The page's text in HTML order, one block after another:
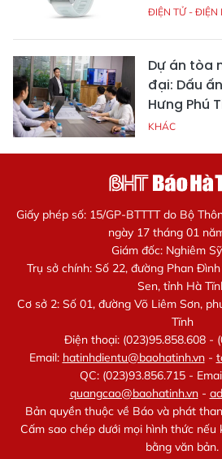
ĐIỆN TỬ - ĐIỆN
Dự án tòa
đại: Dấu
Hưng Phú
KHÁC
Giấy phép số: 15/GP-BTTTT do Bộ
ngày 17 tháng 01
Giám đốc: Nghiêm
Trụ sở chính: Số 22, đường Phan
Sen, tỉnh Hà
Cơ sở 2: Số 01, đường Võ Liêm Sơn,
Tĩnh
Điện thoại: (023)95.858.608 -
Email: hatinhdientu@baohatinh.vn-
QC: (023)93.856.715 -
quangcao@baohatinh.vn-
Bản quyền thuộc về Báo và phát
Cấm sao chép dưới mọi hình thức
bằng văn bản.